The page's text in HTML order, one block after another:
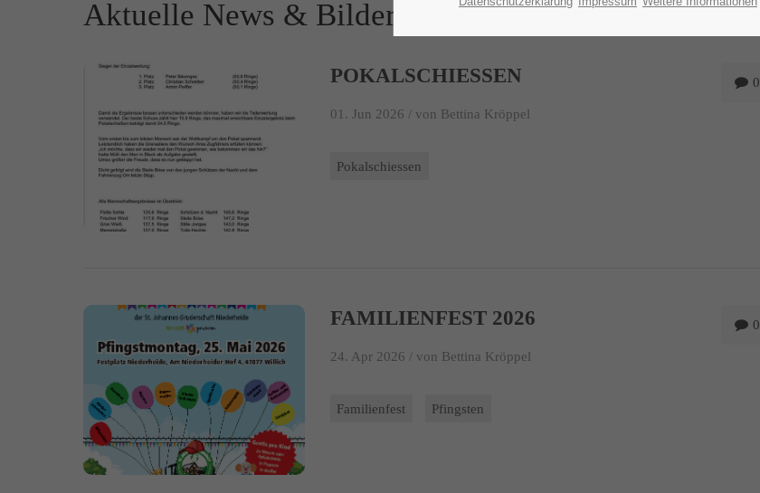
Aktuelle News & Bilder
0
POKALSCHIESSEN
01. Jun 2026 / von Bettina Kröppel
Pokalschiessen
0
FAMILIENFEST 2026
24. Apr 2026 / von Bettina Kröppel
Familienfest Pfingsten